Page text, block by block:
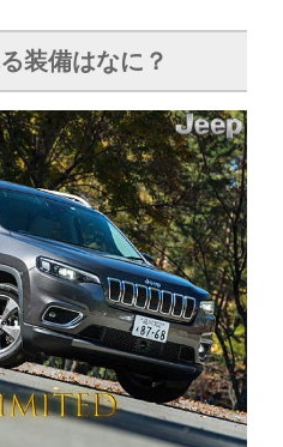
装備はなに？